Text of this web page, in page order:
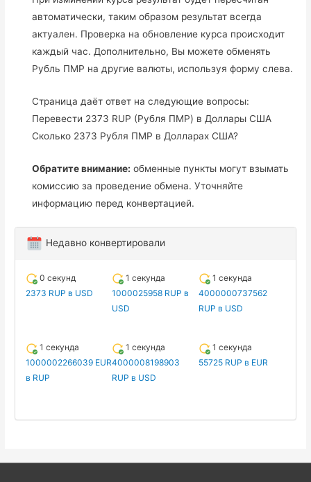
автоматически, таким образом результат всегда
актуален. Проверка на обновление курса происходит
каждый час. Дополнительно, Вы можете обменять
Рубль ПМР на другие валюты, используя форму слева.
Страница даёт ответ на следующие вопросы:
Перевести 2373 RUP (Рубля ПМР) в Доллары США
Сколько 2373 Рубля ПМР в Долларах США?
Обратите внимание: обменные пункты могут взымать
комиссию за проведение обмена. Уточняйте
информацию перед конвертацией.
Недавно конвертировали
0 секунд
2373 RUP в USD
1 секунда
1000025958 RUP в
USD
1 секунда
4000000737562
RUP в USD
1 секунда
1000002266039 EUR
в RUP
1 секунда
4000008198903
RUP в USD
1 секунда
55725 RUP в EUR